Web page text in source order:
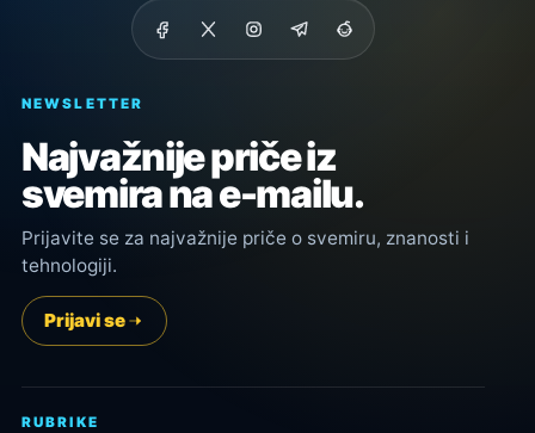
NEWSLETTER
Najvažnije priče iz
svemira na e-mailu.
Prijavite se za najvažnije priče o svemiru, znanosti i
tehnologiji.
Prijavi se
RUBRIKE